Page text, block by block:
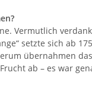
Vermutlich
setzte sich ab
übernahmen
ab – es war